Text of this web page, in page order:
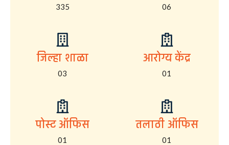
335 06
जिल्हा शाळा
03
आरोग्य केंद्र
01
पोस्ट ऑफिस
01
तलाठी ऑफिस
01